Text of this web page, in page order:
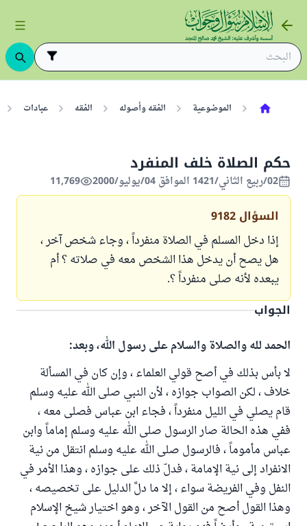
الموضوعية الفقه وأصوله الفقه عبادات
حكم الصلاة خلف المنفرد
02/ربيع الثاني/1421 الموافق 04/يوليو/2000 11,769
السؤال 9182
إذا دخل المسلم في الصلاة منفرداً ، وجاء شخص آخر ،
هل يصح أن يدخل هذا الشخص معه في صلاته ؟ أم
يبعده لأنه صلى منفرداً ؟.
الجواب
الحمد لله والصلاة والسلام على رسول الله، وبعد:
لا بأس بذلك في أصح قولي العلماء ، وإن كان في المسألة
خلاف ، لكن الصواب جوازه ، لأن النبي صلى الله عليه وسلم
قام يصلي في الليل منفرداً ، فجاء ابن عباس فصلى معه ،
ففي هذه الحالة صار الرسول صلى الله عليه وسلم إماماً وابن
عباس مأموماً ، فالرسول صلى الله عليه وسلم انتقل من نية
الانفراد إلى نية الإمامة ، فدلّ ذلك على جوازه ، وهذا الأمر في
النفل وفي الفريضة سواء ، إلا ما دلَّ الدليل على تخصيصه ،
وهذا القول أصح من القول الآخر ، وهو اختيار شيخ الإسلام